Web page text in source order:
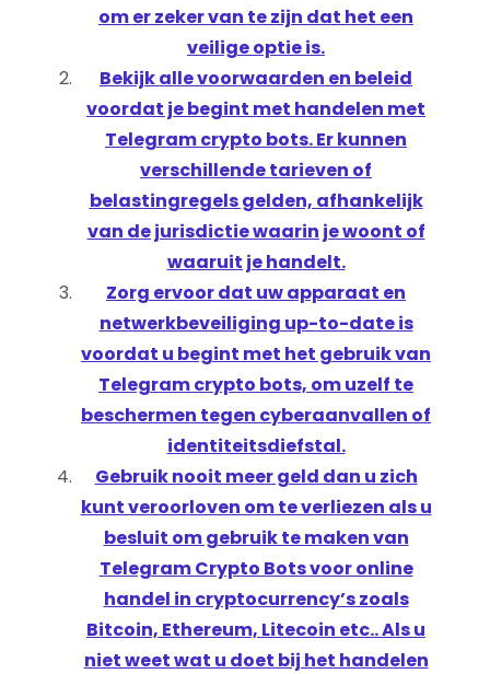
om er zeker van te zijn dat het een
veilige optie is.
Bekijk alle voorwaarden en beleid
voordat je begint met handelen met
Telegram crypto bots. Er kunnen
verschillende tarieven of
belastingregels gelden, afhankelijk
van de jurisdictie waarin je woont of
waaruit je handelt.
Zorg ervoor dat uw apparaat en
netwerkbeveiliging up-to-date is
voordat u begint met het gebruik van
Telegram crypto bots, om uzelf te
beschermen tegen cyberaanvallen of
identiteitsdiefstal.
Gebruik nooit meer geld dan u zich
kunt veroorloven om te verliezen als u
besluit om gebruik te maken van
Telegram Crypto Bots voor online
handel in cryptocurrency’s zoals
Bitcoin, Ethereum, Litecoin etc.. Als u
niet weet wat u doet bij het handelen